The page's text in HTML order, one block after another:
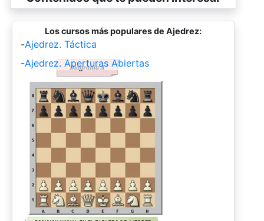
Los cursos más populares de Ajedrez:
-Ajedrez. Táctica
-Ajedrez. Aperturas Abiertas